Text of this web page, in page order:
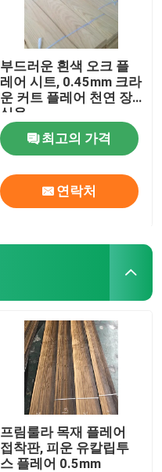
부드러운 흰색 오크 플
레어 시트, 0.45mm 크라
운 커트 플레어 천연 장
식용
최고의 가격
연락처
프림룰라 목재 플레어
접착판, 피운 유칼립투
스 플레어 0.5mm